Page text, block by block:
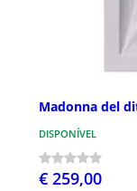
Madonna del
DISPONÍVEL
€ 259,00